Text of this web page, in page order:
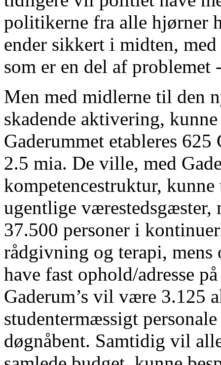
politikerne fra alle hjørner
ender sikkert i midten,
som er en del af problemet
Men med midlerne til den
skadende aktivering,
Gaderummet etableres
2.5 mia. De ville, med
kompetencestruktur,
ugentlige
37.500 personer i
rådgivning og terapi,
have fast ophold/adresse
Gaderum’s vil være 3.125
studentermæssigt
døgnåbent. Samtidig vil